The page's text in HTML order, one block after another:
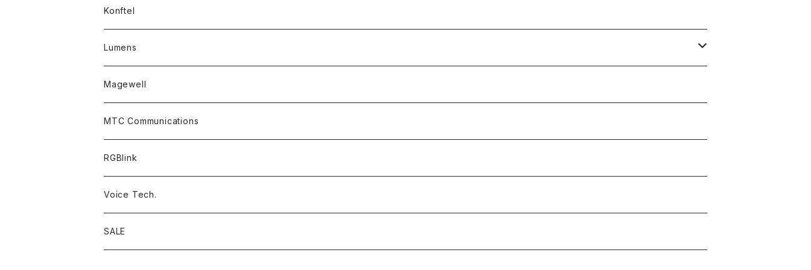
Accessory Parts
Konftel
Lumens
PTZ Camera
Accessories
Magewell
MTC Communications
RGBlink
Voice Tech.
SALE